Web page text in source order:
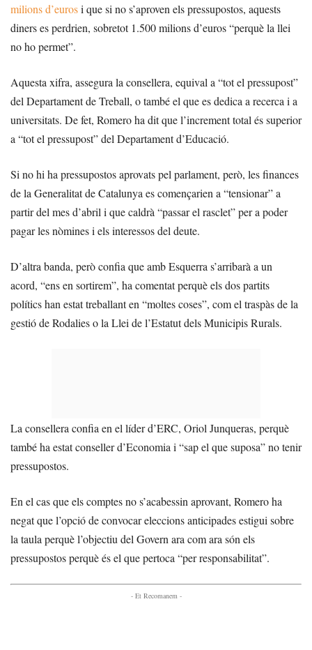
milions d’eurosi que si no s’aproven els pressupostos, aquests
diners es perdrien, sobretot 1.500 milions d’euros “perquè la llei
no ho permet”.
Aquesta xifra, assegura la consellera, equival a “tot el pressupost”
del Departament de Treball, o també el que es dedica a recerca i a
universitats. De fet, Romero ha dit que l’increment total és superior
a “tot el pressupost” del Departament d’Educació.
Si no hi ha pressupostos aprovats pel parlament, però, les finances
de la Generalitat de Catalunya es començarien a “tensionar” a
partir del mes d’abril i que caldrà “passar el rasclet” per a poder
pagar les nòmines i els interessos del deute.
D’altra banda, però confia que amb Esquerra s’arribarà a un
acord, “ens en sortirem”, ha comentat perquè els dos partits
polítics han estat treballant en “moltes coses”, com el traspàs de la
gestió de Rodalies o la Llei de l’Estatut dels Municipis Rurals.
La consellera confia en el líder d’ERC, Oriol Junqueras, perquè
també ha estat conseller d’Economia i “sap el que suposa” no tenir
pressupostos.
En el cas que els comptes no s’acabessin aprovant, Romero ha
negat que l’opció de convocar eleccions anticipades estigui sobre
la taula perquè l’objectiu del Govern ara com ara són els
pressupostos perquè és el que pertoca “per responsabilitat”.
- Et Recomanem -